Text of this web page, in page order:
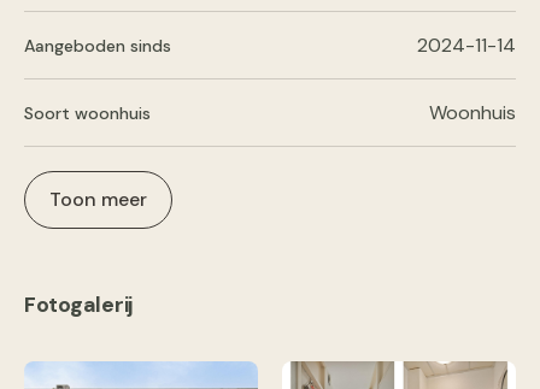
Aangeboden sinds 2024-11-14
Soort woonhuis Woonhuis
Toon meer
Fotogalerij